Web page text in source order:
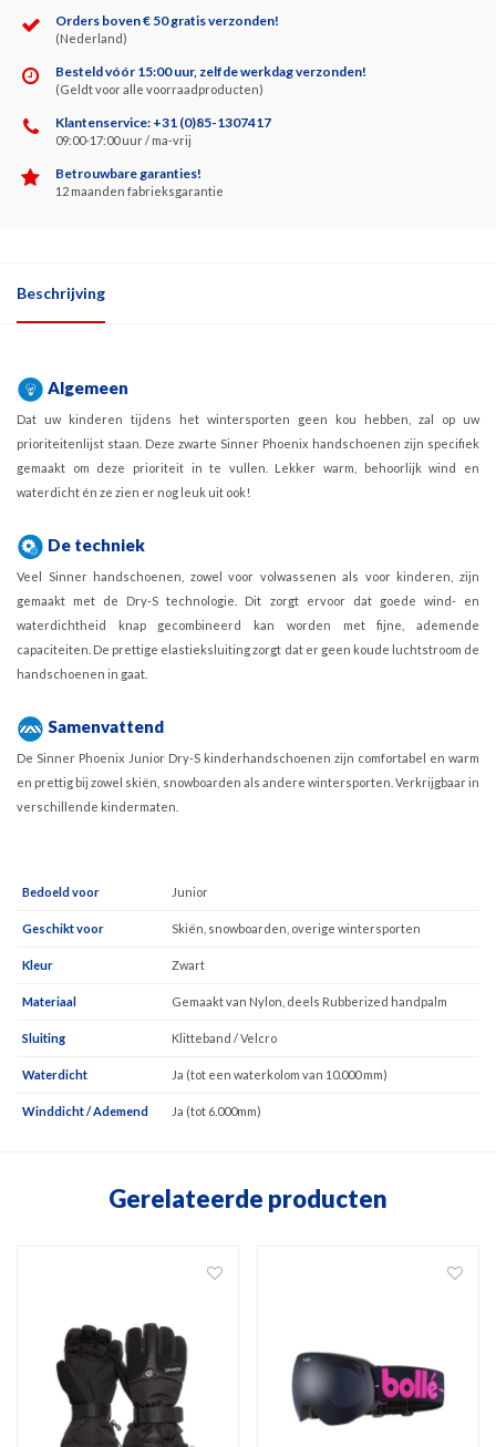
Orders boven € 50 gratis verzonden!
(Nederland)
Besteld vóór 15:00 uur, zelfde werkdag verzonden!
(Geldt voor alle voorraadproducten)
Klantenservice: +31 (0)85-1307417
09:00-17:00 uur / ma-vrij
Betrouwbare garanties!
12 maanden fabrieksgarantie
Beschrijving
Algemeen
Dat uw kinderen tijdens het wintersporten geen kou hebben, zal op uw
prioriteitenlijst staan. Deze zwarte Sinner Phoenix handschoenen zijn specifiek
gemaakt om deze prioriteit in te vullen. Lekker warm, behoorlijk wind en
waterdicht én ze zien er nog leuk uit ook!
De techniek
Veel Sinner handschoenen, zowel voor volwassenen als voor kinderen, zijn
gemaakt met de Dry-S technologie. Dit zorgt ervoor dat goede wind- en
waterdichtheid knap gecombineerd kan worden met fijne, ademende
capaciteiten. De prettige elastieksluiting zorgt dat er geen koude luchtstroom de
handschoenen in gaat.
Samenvattend
De Sinner Phoenix Junior Dry-S kinderhandschoenen zijn comfortabel en warm
en prettig bij zowel skiën, snowboarden als andere wintersporten. Verkrijgbaar in
verschillende kindermaten.
Bedoeld voor Junior
Geschikt voor Skiën, snowboarden, overige wintersporten
Kleur Zwart
Materiaal Gemaakt van Nylon, deels Rubberized handpalm
Sluiting Klitteband / Velcro
Waterdicht Ja (tot een waterkolom van 10.000 mm)
Winddicht / Ademend Ja (tot 6.000mm)
Gerelateerde producten